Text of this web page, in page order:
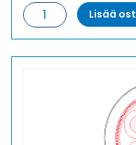
Ohjauskaapeli
ÖPVC-
JZ-
Lisää